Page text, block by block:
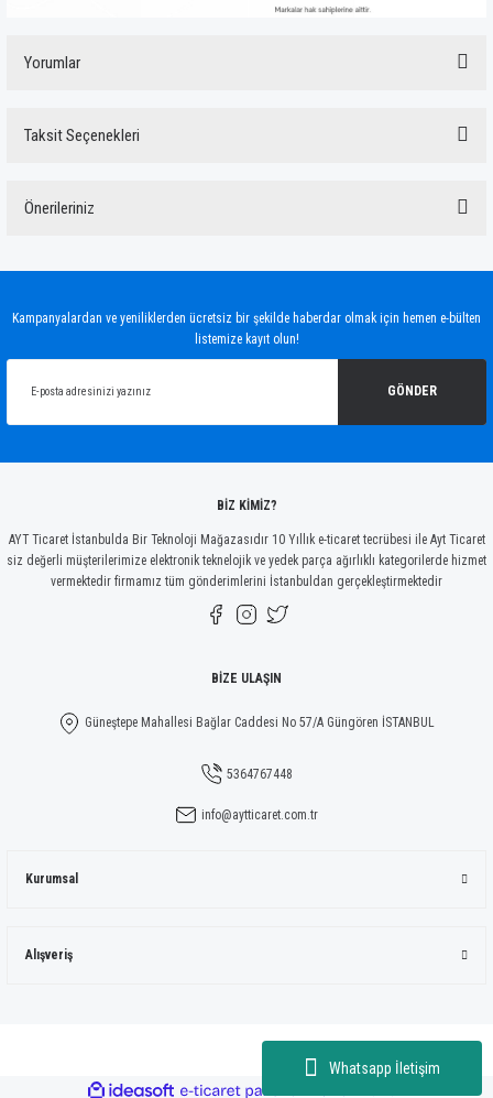
Whatsapp İletişim
Yorumlar
Taksit Seçenekleri
Önerileriniz
Ürün açıklamasında eksik bilgiler bulunuyor.
Gönder
Kampanyalardan ve yeniliklerden ücretsiz bir şekilde haberdar olmak için hemen e-bülten
listemize kayıt olun!
GÖNDER
BİZ KİMİZ?
AYT Ticaret İstanbulda Bir Teknoloji Mağazasıdır 10 Yıllık e-ticaret tecrübesi ile Ayt Ticaret
siz değerli müşterilerimize elektronik teknelojik ve yedek parça ağırlıklı kategorilerde hizmet
vermektedir firmamız tüm gönderimlerini İstanbuldan gerçekleştirmektedir
BİZE ULAŞIN
Güneştepe Mahallesi Bağlar Caddesi No 57/A Güngören İSTANBUL
5364767448
info@aytticaret.com.tr
Kurumsal
Alışveriş
ideasoft